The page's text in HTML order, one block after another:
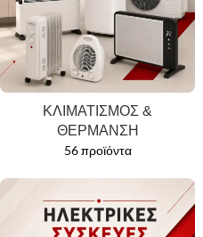
ΚΛΙΜΑΤΙΣΜΟΣ &
ΘΕΡΜΑΝΣΗ
56 προϊόντα